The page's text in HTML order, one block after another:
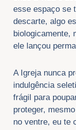
esse espaço se
descarte, algo
biologicamente,
ele lançou
A Igreja nunca
indulgência
frágil para
proteger,
no ventre, eu te